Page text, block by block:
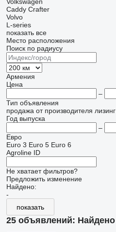
Caddy Crafter
Volvo
L-series
показать все
Место расположения
Поиск по радиусу
Армения
Цена
–
Тип объявления
продажа от производителя лизинг
Год выпуска
–
Евро
Euro 3 Euro 5 Euro 6
Agroline ID
Не хватает фильтров?
Предложить изменение
Найдено:
-
показать
25 объявлений: Найдено